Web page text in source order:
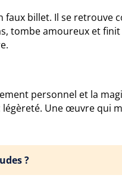
billet. Il se retrouve
tombe amoureux et
personnel et la
Une œuvre qui
?